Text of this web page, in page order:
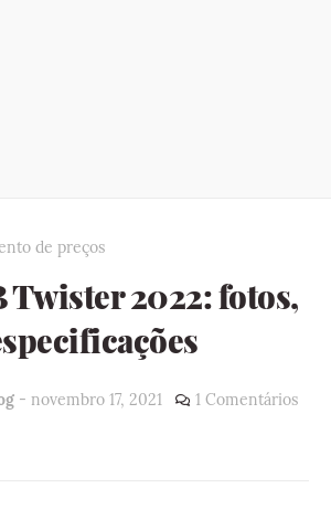
de preços
Twister 2022: fotos,
- novembro 17, 2021 1 Comentários